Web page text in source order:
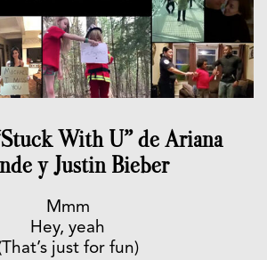
With U” de Ariana
y Justin Bieber
Mmm
Hey, yeah
just for fun)